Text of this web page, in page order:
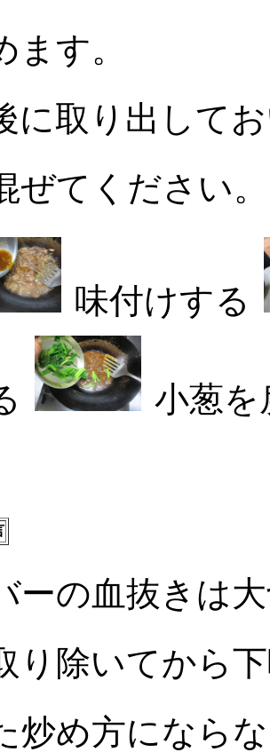
ます。
に取り出して
ぜてください。
味付けする
小葱を
ーの血抜きは
り除いてから
炒め方になら